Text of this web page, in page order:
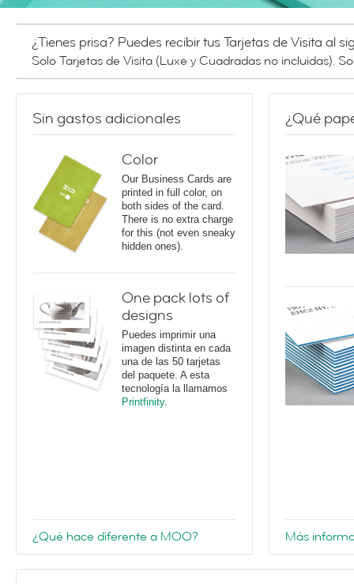
¿Tienes prisa? Puedes recibir tus Tarjetas de Visita al
Solo Tarjetas de Visita (Luxe y Cuadradas no incluidas).
Sin gastos adicionales
Color
Our Business Cards are
printed in full color, on
both sides of the card.
There is no extra charge
for this (not even sneaky
hidden ones).
One pack lots of
designs
Puedes imprimir una
imagen distinta en cada
una de las 50 tarjetas
del paquete. A esta
tecnología la llamamos
Printfinity.
¿Qué hace diferente a MOO?
¿Qué
Más